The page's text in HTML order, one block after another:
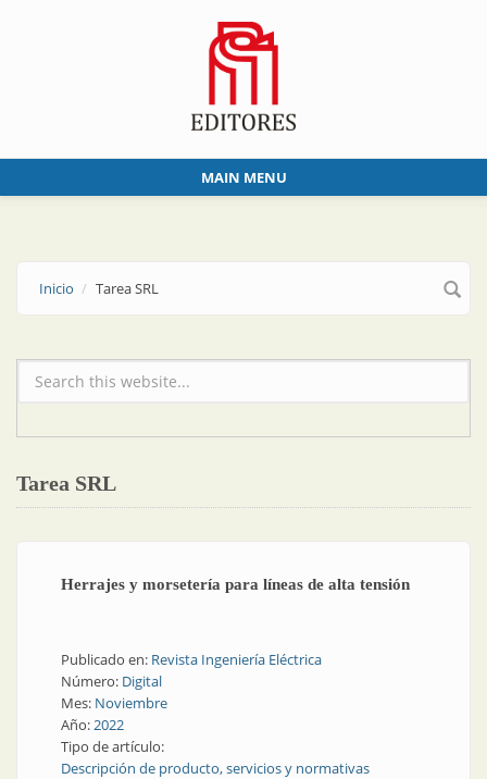
MAIN MENU
Inicio Tarea SRL
Formulario de búsqueda
Tarea SRL
Herrajes y morsetería para líneas de alta tensión
Publicado en: Revista Ingeniería Eléctrica
Número: Digital
Mes: Noviembre
Año:2022
Tipo de artículo:
Descripción de producto, servicios y normativas